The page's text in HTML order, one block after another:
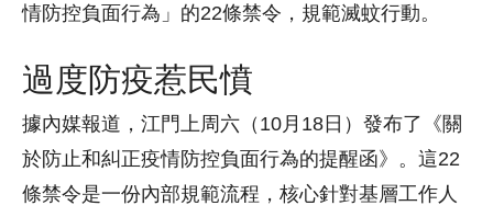
情防控負面行為」的22條禁令，規範滅蚊行動。
過度防疫惹民憤
據內媒報道，江門上周六（10月18日）發布了《關
於防止和糾正疫情防控負面行為的提醒函》。這22
條禁令是一份內部規範流程，核心針對基層工作人